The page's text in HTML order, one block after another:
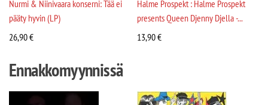
Nurmi & Niinivaara konserni: Tää ei
pääty hyvin (LP)
26,90€
Halme Prospekt : Halme Prospekt
presents Queen Djenny Djella -...
13,90€
Ennakkomyynnissä